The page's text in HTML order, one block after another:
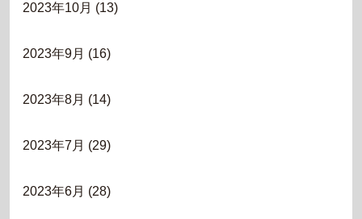
2023年10月 (13)
2023年9月 (16)
2023年8月 (14)
2023年7月 (29)
2023年6月 (28)